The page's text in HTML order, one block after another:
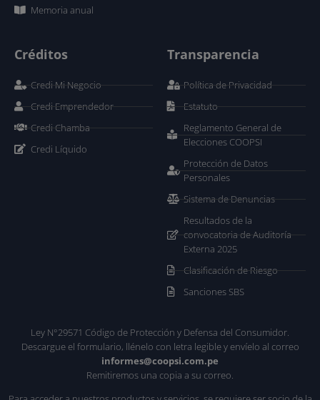
Memoria anual
Créditos
Credi Mi Negocio
Credi Emprendedor
Credi Chamba
Credi Líquido
Transparencia
Política de Privacidad
Estatuto
Reglamento General de
Elecciones COOPSI
Protección de Datos
Personales
Sistema de Denuncias
Resultados de la
convocatoria de Auditoría
Externa 2025
Clasificación de Riesgo
Sanciones SBS
Ley N°29571 Código de Protección y Defensa del Consumidor.
Descargue el formulario, llénelo con letra legible y envíelo al correo
informes@coopsi.com.pe
Remitiremos una copia a su correo.